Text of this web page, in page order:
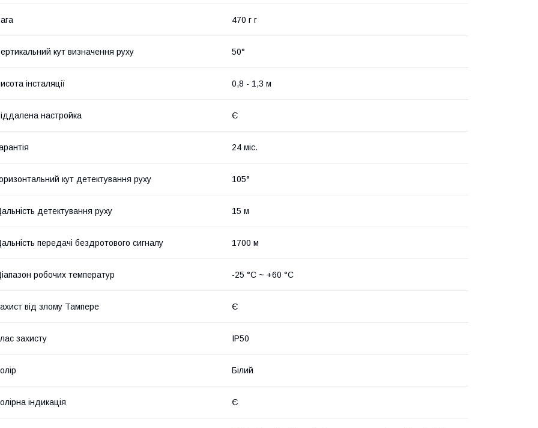
470 г г
кут визначення руху 50°
інсталяції 0,8 - 1,3 м
настройка Є
24 міс.
кут детектування руху 105°
детектування руху 15 м
передачі бездротового сигналу 1700 м
робочих температур -25 °C ~ +60 °C
від злому Тампере Є
захисту IP50
Білий
індикація Є